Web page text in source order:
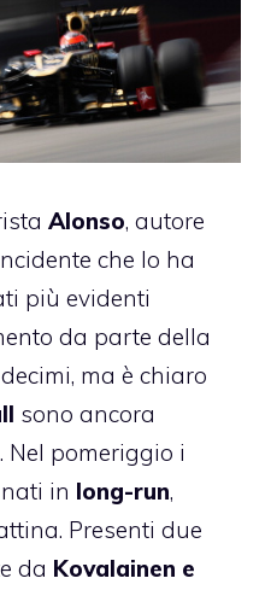
Alonso, autore
che lo ha
più evidenti
da parte della
ma è chiaro
sono ancora
pomeriggio i
in long-run,
Presenti due
da Kovalainen e